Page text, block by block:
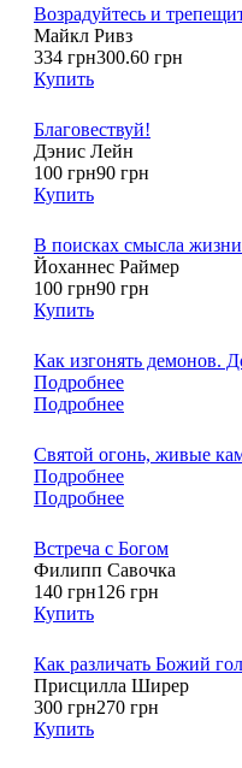
Возрадуйтесь и
Майкл Ривз
334 грн300.60 грн
Купить
Благовествуй!
Дэнис Лейн
100 грн90 грн
Купить
В поисках смысла
Йоханнес Раймер
100 грн90 грн
Купить
Как изгонять демонов.
Подробнее
Подробнее
Святой огонь, живые
Подробнее
Подробнее
Встреча с Богом
Филипп Савочка
140 грн126 грн
Купить
Как различать Божий
Присцилла Ширер
300 грн270 грн
Купить